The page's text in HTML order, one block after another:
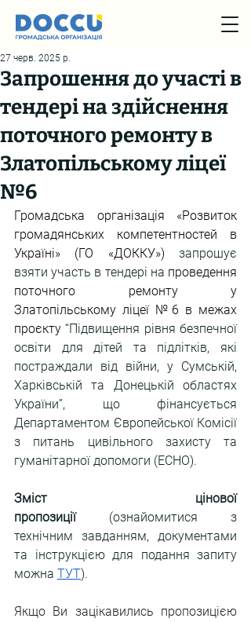
Запрошення до участі в
тендері на здійснення
поточного ремонту в
Златопільському ліцеї
№6
27 черв. 2025 р.
Громадська організація «Розвиток
громадянських компетентностей в
Україні» (ГО «ДОККУ») запрошує
взяти участь в тендері на проведення
поточного ремонту у
Златопільському ліцеї №6 в межах
проєкту “Підвищення рівня безпечної
освіти для дітей та підлітків, які
постраждали від війни, у Сумській,
Харківській та Донецькій областях
України”, що фінансується
Департаментом Європейської Комісії
з питань цивільного захисту та
гуманітарної допомоги (ECHO).
Зміст цінової
пропозиції (ознайомитися з
технічним завданням, документами
та інструкцією для подання запиту
можна ТУТ).
Якщо Ви зацікавились пропозицією